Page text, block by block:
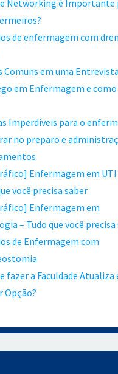
Networking é Importante
de enfermagem com
Comuns em uma
em Enfermagem e
Imperdíveis para o
no preparo e
Enfermagem em UTI
você precisa saber
Enfermagem em
– Tudo que você precisa
de Enfermagem com
fazer a Faculdade Atualiza
Opção?